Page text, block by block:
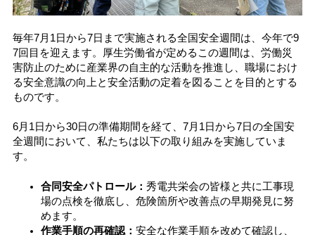
毎年7月1日から7日まで実施される全国安全週間は、今年で9
7回目を迎えます。厚生労働省が定めるこの週間は、労働災
害防止のために産業界の自主的な活動を推進し、職場におけ
る安全意識の向上と安全活動の定着を図ることを目的とする
ものです。
6月1日から30日の準備期間を経て、7月1日から7日の全国安
全週間において、私たちは以下の取り組みを実施していま
す。
合同安全パトロール： 秀電共栄会の皆様と共に工事現
場の点検を徹底し、危険箇所や改善点の早期発見に努
めます。
作業手順の再確認： 安全な作業手順を改めて確認し、